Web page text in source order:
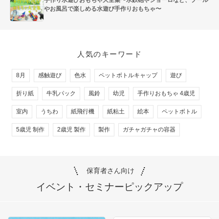
やお風呂で楽しめる水遊び手作りおもちゃ〜
人気のキーワード
8月 感触遊び 色水 ペットボトルキャップ 遊び
折り紙 牛乳パック 風鈴 幼児 手作りおもちゃ 4歳児
室内 うちわ 紙飛行機 紙粘土 絵本 ペットボトル
5歳児 制作 2歳児 製作 製作 ガチャガチャの容器
保育者さん向け
イベント・セミナーピックアップ